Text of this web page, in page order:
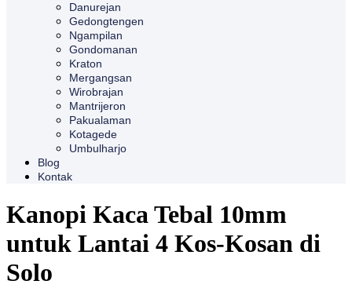
Danurejan
Gedongtengen
Ngampilan
Gondomanan
Kraton
Mergangsan
Wirobrajan
Mantrijeron
Pakualaman
Kotagede
Umbulharjo
Blog
Kontak
Kanopi Kaca Tebal 10mm
untuk Lantai 4 Kos-Kosan di
Solo